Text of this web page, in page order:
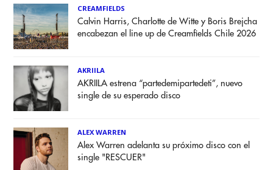
CREAMFIELDS
Calvin Harris, Charlotte de Witte y Boris Brejcha
encabezan el line up de Creamfields Chile 2026
AKRIILA
AKRIILA estrena “partedemipartedeti”, nuevo
single de su esperado disco
ALEX WARREN
Alex Warren adelanta su próximo disco con el
single "RESCUER"